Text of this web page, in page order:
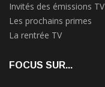
Invités des émissions TV
Les prochains primes
La rentrée TV
FOCUS SUR...